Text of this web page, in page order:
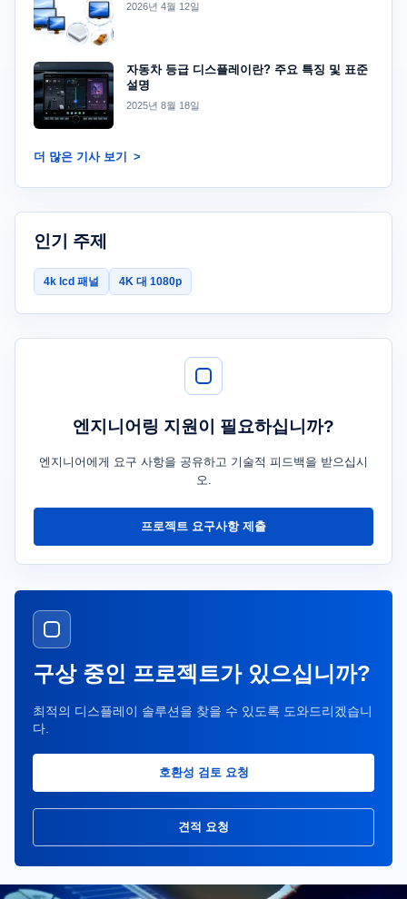
2026년 4월 12일
자동차 등급 디스플레이란? 주요 특징 및 표준
설명
2025년 8월 18일
더 많은 기사 보기
인기 주제
4k lcd 패널 4K 대 1080p
엔지니어링 지원이 필요하십니까?
엔지니어에게 요구 사항을 공유하고 기술적 피드백을 받으십시
오.
프로젝트 요구사항 제출
구상 중인 프로젝트가 있으십니까?
최적의 디스플레이 솔루션을 찾을 수 있도록 도와드리겠습니
다.
호환성 검토 요청
견적 요청